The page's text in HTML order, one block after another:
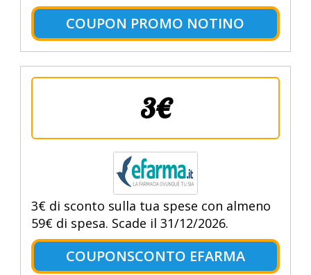
COUPON PROMO NOTINO
3€
3€ di sconto sulla tua spese con almeno
59€ di spesa. Scade il 31/12/2026.
COUPONSCONTO EFARMA